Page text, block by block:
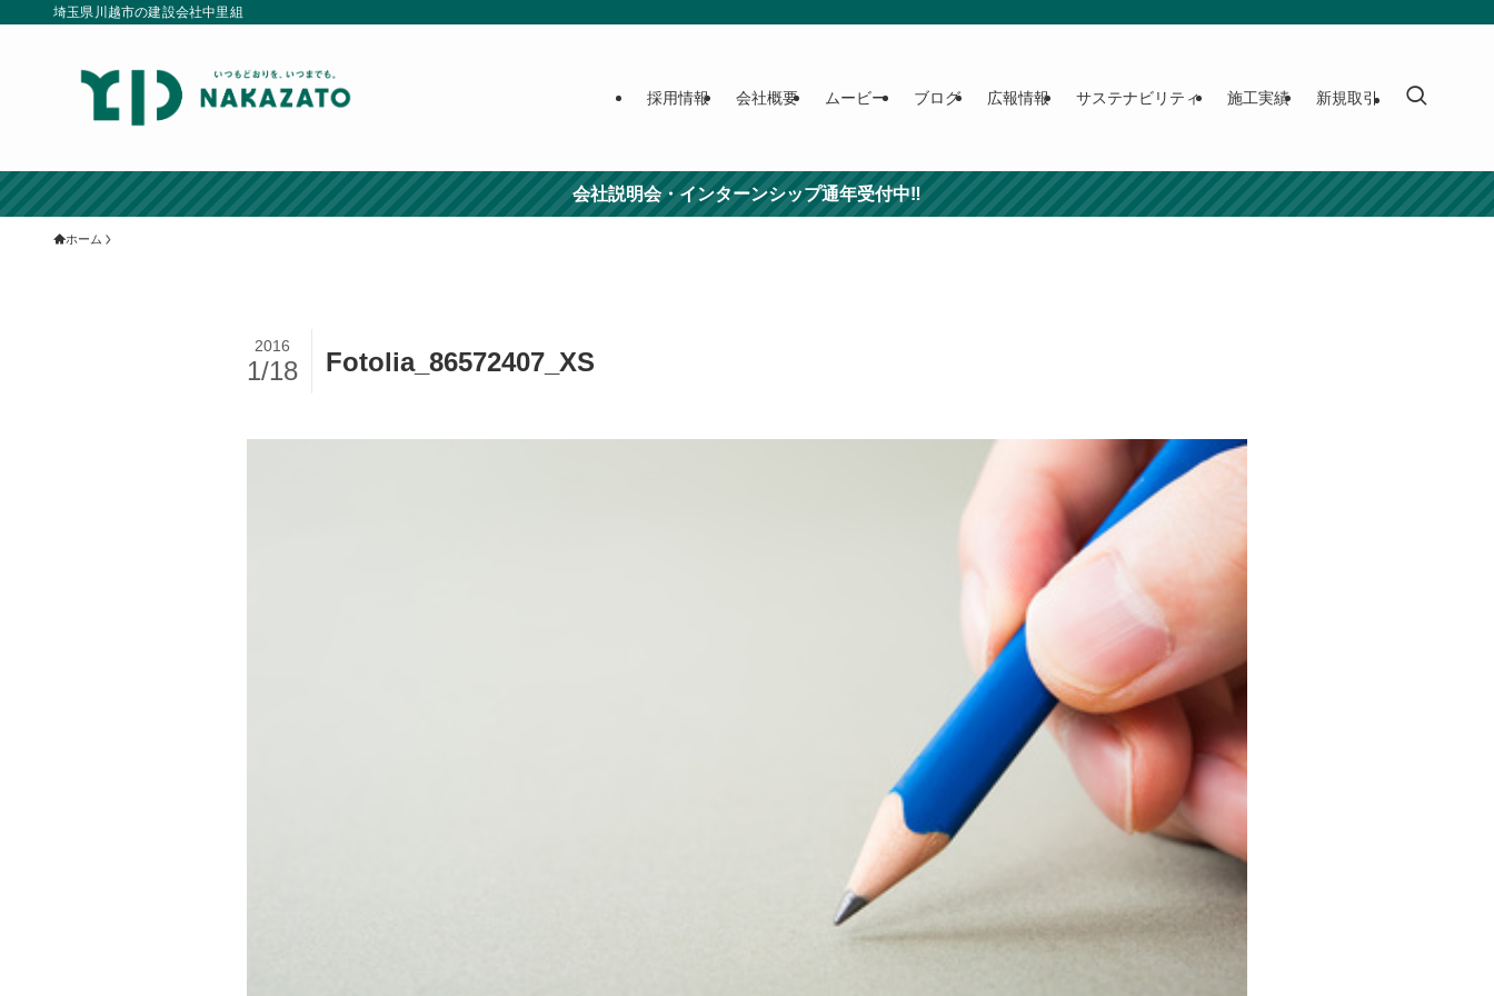
埼玉県川越市の建設会社中里組
採用情報 会社概要 ムービー ブログ 広報情報 サステナビリティ 施工実績 新規取引
会社説明会・インターンシップ通年受付中‼
ホーム
Fotolia_86572407_XS
2016
1/18